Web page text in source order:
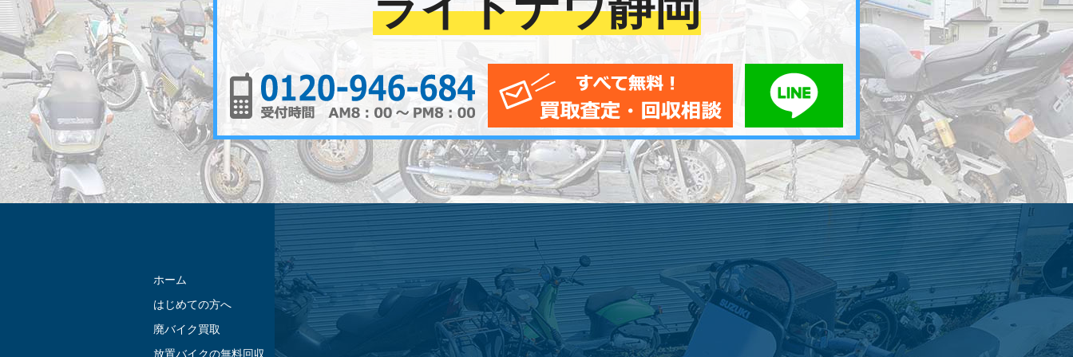
0120-956-684 メールでお問い合わせLINEでお問い合わせ
ホーム
はじめての方へ
廃バイク買取
放置バイクの無料回収